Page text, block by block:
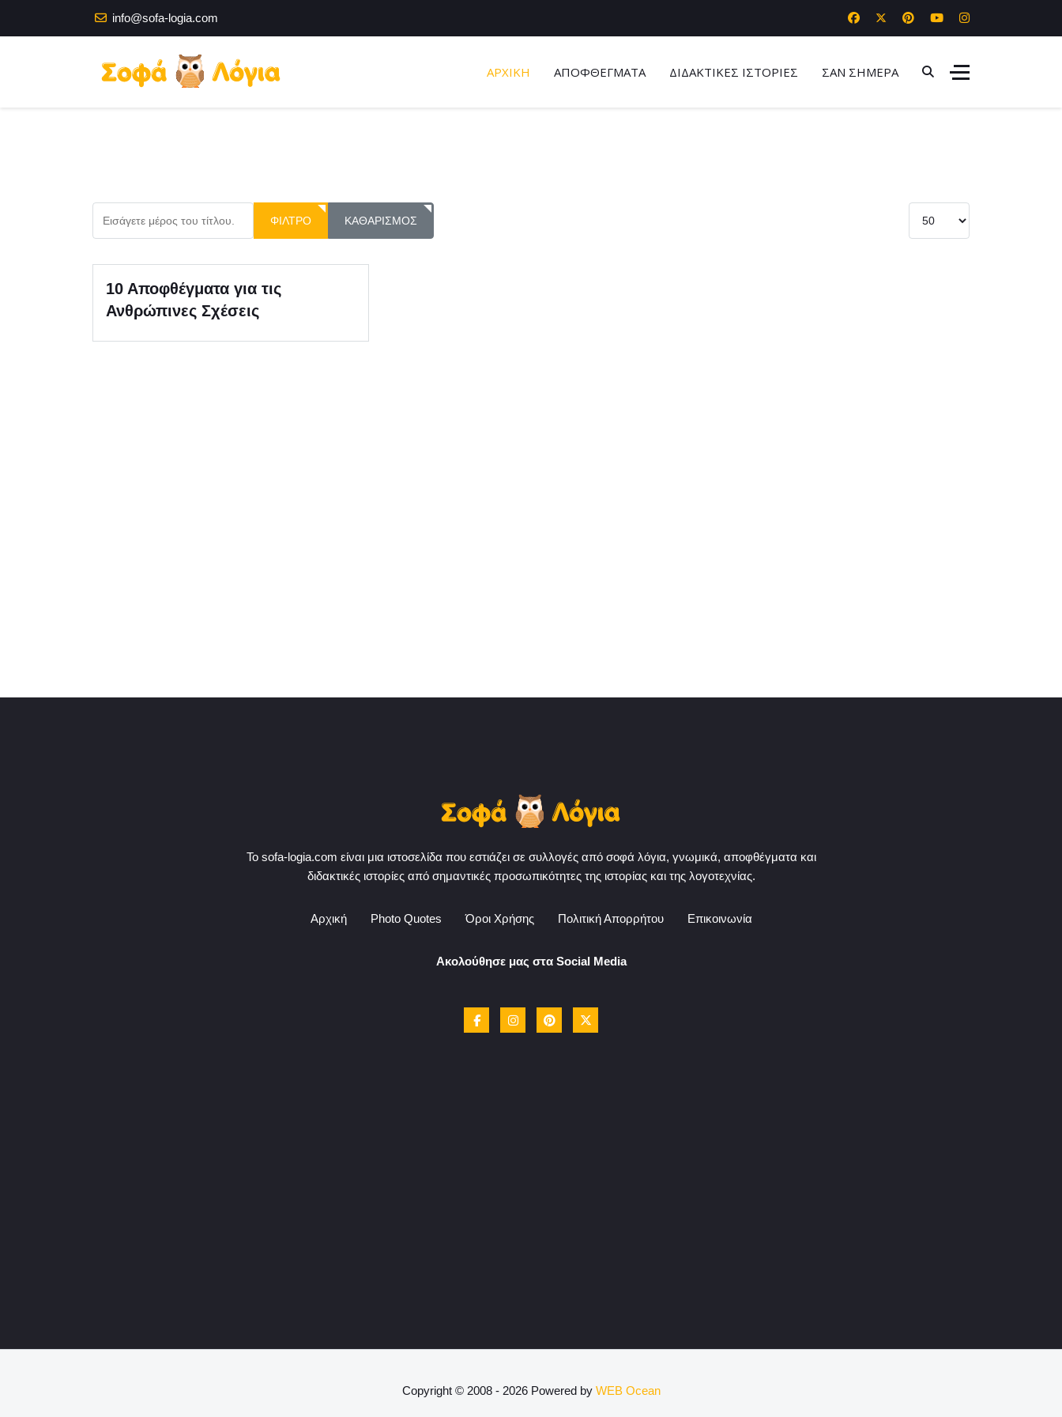
info@sofa-logia.com
ΑΡΧΙΚΗ ΑΠΟΦΘΕΓΜΑΤΑ ΔΙΔΑΚΤΙΚΕΣ ΙΣΤΟΡΙΕΣ ΣΑΝ ΣΗΜΕΡΑ
ΦΊΛΤΡΟ ΚΑΘΑΡΙΣΜΌΣ
10 Αποφθέγματα για τις
Ανθρώπινες Σχέσεις
Το sofa-logia.com είναι μια ιστοσελίδα που εστιάζει σε συλλογές από σοφά λόγια, γνωμικά, αποφθέγματα και
διδακτικές ιστορίες από σημαντικές προσωπικότητες της ιστορίας και της λογοτεχνίας.
Αρχική Photo Quotes Όροι Χρήσης Πολιτική Απορρήτου Επικοινωνία
Ακολούθησε μας στα Social Media
Copyright © 2008 - 2026 Powered by WEB Ocean